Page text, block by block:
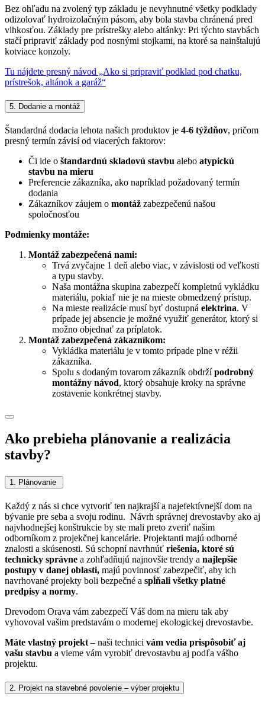
Bez ohľadu na zvolený typ základu je nevyhnutné všetky podklady
odizolovať hydroizolačným pásom, aby bola stavba chránená pred
vlhkosťou. Základy pre prístrešky alebo altánky: Pri týchto stavbách
stačí pripraviť základy pod nosnými stojkami, na ktoré sa nainštalujú
kotviace konzoly.
Tu nájdete presný návod „Ako si pripraviť podklad pod chatku,
prístrešok, altánok a garáž“
5. Dodanie a montáž
Štandardná dodacia lehota našich produktov je 4-6 týždňov, pričom
presný termín závisí od viacerých faktorov:
Či ide o štandardnú skladovú stavbu alebo atypickú
stavbu na mieru
Preferencie zákazníka, ako napríklad požadovaný termín
dodania
Zákazníkov záujem o montáž zabezpečenú našou
spoločnosťou
Podmienky montáže:
Montáž zabezpečená nami:
Trvá zvyčajne 1 deň alebo viac, v závislosti od veľkosti
a typu stavby.
Naša montážna skupina zabezpečí kompletnú vykládku
materiálu, pokiaľ nie je na mieste obmedzený prístup.
Na mieste realizácie musí byť dostupná elektrina. V
prípade jej absencie je možné využiť generátor, ktorý si
možno objednať za príplatok.
Montáž zabezpečená zákazníkom:
Vykládka materiálu je v tomto prípade plne v réžii
zákazníka.
Spolu s dodaným tovarom zákazník obdržípodrobný
montážny návod, ktorý obsahuje kroky na správne
zostavenie konkrétnej stavby.
Ako prebieha plánovanie a realizácia
stavby?
1. Plánovanie
Každý z nás si chce vytvoriť ten najkrajší a najefektívnejší dom na
bývanie pre seba a svoju rodinu. Návrh správnej drevostavby ako aj
najvhodnejšej konštrukcie by ste mali preto zveriť našim
odborníkom z projekčnej kancelárie. Projektanti majú odborné
znalosti a skúsenosti. Sú schopní navrhnúť riešenia, ktoré sú
technicky správne a zohľadňujú najnovšie trendy a najlepšie
postupy v danej oblasti, majú povinnosť zabezpečiť, aby ich
navrhované projekty boli bezpečné a spĺňali všetky platné
predpisy a normy.
Drevodom Orava vám zabezpečí Váš dom na mieru tak aby
vyhovoval vašim predstavám o modernej ekologickej drevostavbe.
Máte vlastný projekt – naši technici vám vedia prispôsobiť aj
vašu stavbu a vieme vám vyrobiť drevostavbu aj podľa vášho
projektu.
2. Projekt na stavebné povolenie – výber projektu